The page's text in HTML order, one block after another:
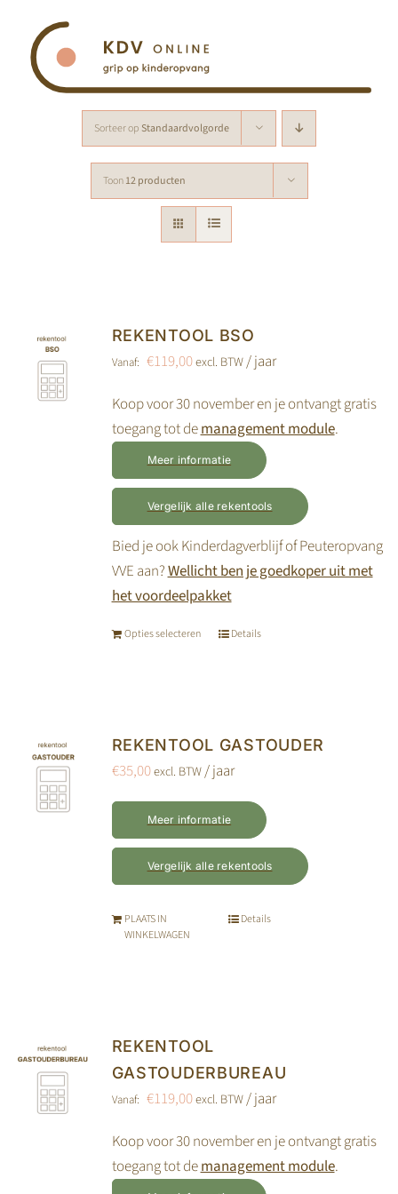
inhoud
Sorteer op Standaardvolgorde
Toon12 producten
REKENTOOL BSO
Vanaf: €119,00excl. BTW/ jaar
Koop voor 30 november en je ontvangt gratis
toegang tot demanagement module.
Meer informatie
Vergelijk alle rekentools
Bied je ook Kinderdagverblijf of Peuteropvang
VVE aan?Wellicht ben je goedkoper uit met
het voordeelpakket
Opties selecteren
Dit
variaties.
Deze
kan
gekozen
worden
op
de
Details
REKENTOOL GASTOUDER
€35,00excl. BTW/ jaar
Meer informatie
Vergelijk alle rekentools
PLAATS IN
WINKELWAGEN
Details
REKENTOOL
GASTOUDERBUREAU
Vanaf: €119,00excl. BTW/ jaar
Koop voor 30 november en je ontvangt gratis
toegang tot demanagement module.